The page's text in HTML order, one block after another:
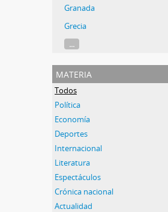
Granada
Grecia
...
materia
Todos
Política
Economía
Deportes
Internacional
Literatura
Espectáculos
Crónica nacional
Actualidad